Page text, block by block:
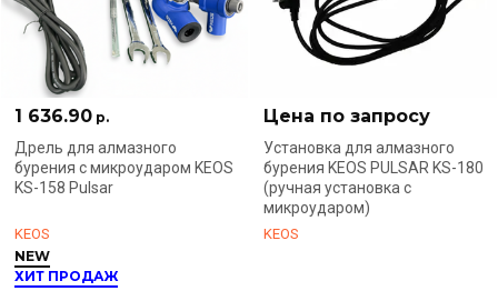
1 636.90 р.
Дрель для алмазного
бурения с микроударом KEOS
KS-158 Pulsar
KEOS
NEW
ХИТ ПРОДАЖ
Цена по запросу
Установка для алмазного
бурения KEOS PULSAR KS-180
(ручная установка с
микроударом)
KEOS